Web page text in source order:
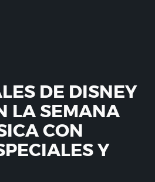
DE DISNEY
LA SEMANA
CON
Y